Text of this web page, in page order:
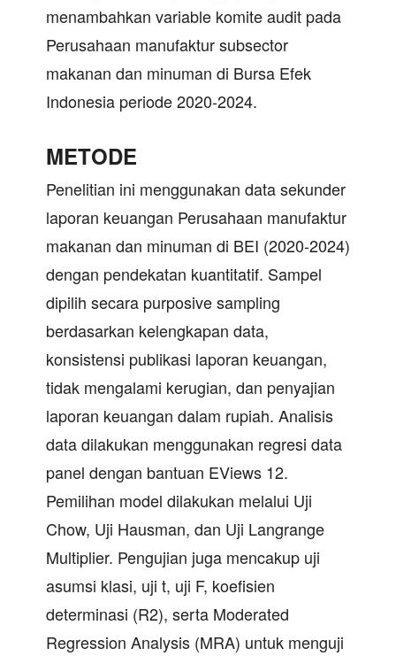
menambahkan variable komite audit pada
Perusahaan manufaktur subsector
makanan dan minuman di Bursa Efek
Indonesia periode 2020-2024.
METODE
Penelitian ini menggunakan data sekunder
laporan keuangan Perusahaan manufaktur
makanan dan minuman di BEI (2020-2024)
dengan pendekatan kuantitatif. Sampel
dipilih secara purposive sampling
berdasarkan kelengkapan data,
konsistensi publikasi laporan keuangan,
tidak mengalami kerugian, dan penyajian
laporan keuangan dalam rupiah. Analisis
data dilakukan menggunakan regresi data
panel dengan bantuan EViews 12.
Pemilihan model dilakukan melalui Uji
Chow, Uji Hausman, dan Uji Langrange
Multiplier. Pengujian juga mencakup uji
asumsi klasi, uji t, uji F, koefisien
determinasi (R2), serta Moderated
Regression Analysis (MRA) untuk menguji